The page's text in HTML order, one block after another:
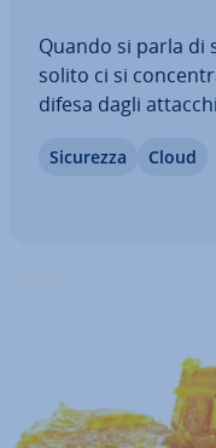
Quando si parla di
solito ci si
difesa dagli
portato a
Sicurezza Cloud